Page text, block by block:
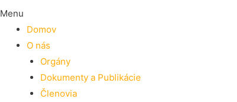
Menu
Domov
O nás
Orgány
Dokumenty a Publikácie
Členovia